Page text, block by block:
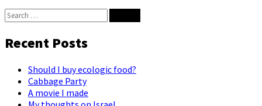
Search
for:
Recent Posts
Should I buy ecologic food?
Cabbage Party
A movie I made